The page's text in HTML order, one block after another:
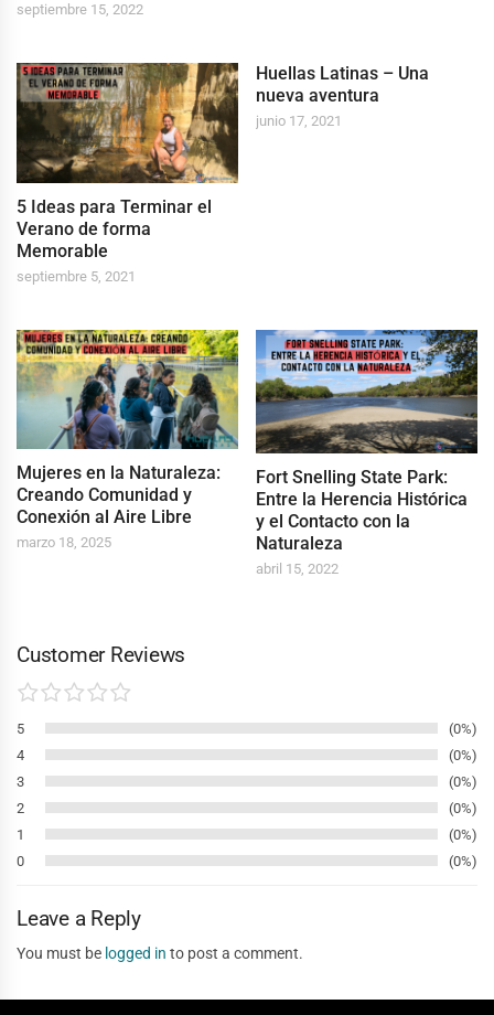
septiembre 15, 2022
5 Ideas para Terminar el
Verano de forma
Memorable
septiembre 5, 2021
Huellas Latinas – Una
nueva aventura
junio 17, 2021
Mujeres en la Naturaleza:
Creando Comunidad y
Conexión al Aire Libre
marzo 18, 2025
Fort Snelling State Park:
Entre la Herencia Histórica
y el Contacto con la
Naturaleza
abril 15, 2022
Customer Reviews
5
0%
4
0%
3
0%
2
0%
1
0%
0
0%
Leave a Reply
You must be logged in to post a comment.